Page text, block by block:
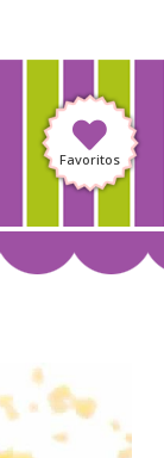
Favoritos